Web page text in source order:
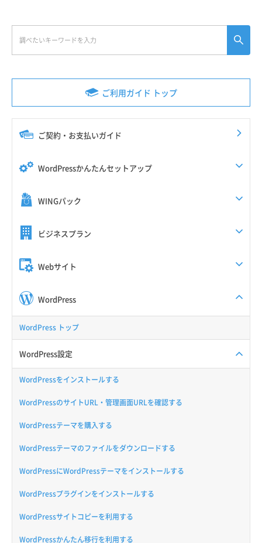
ご利用ガイド トップ
ご契約・お支払いガイド
WordPressかんたんセットアップ
WINGパック
ビジネスプラン
Webサイト
WordPress
WordPress トップ
WordPress設定
WordPressをインストールする
WordPressのサイトURL・管理画面URLを確認する
WordPressテーマを購入する
WordPressテーマのファイルをダウンロードする
WordPressにWordPressテーマをインストールする
WordPressプラグインをインストールする
WordPressサイトコピーを利用する
WordPressかんたん移行を利用する